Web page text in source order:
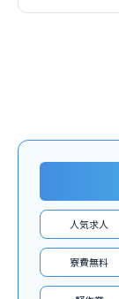
人気求人
寮費無料